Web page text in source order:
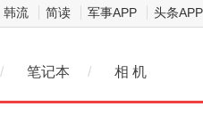
韩流 简读 军事APP 头条APP
/ 笔记本 / 相 机